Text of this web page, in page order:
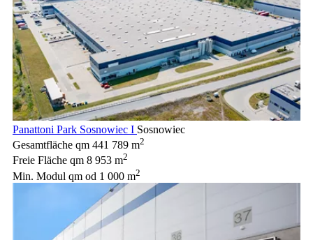
Panattoni Park Sosnowiec I Sosnowiec
Gesamtfläche qm 441 789 m2
Freie Fläche qm 8 953 m2
Min. Modul qm od 1 000 m2